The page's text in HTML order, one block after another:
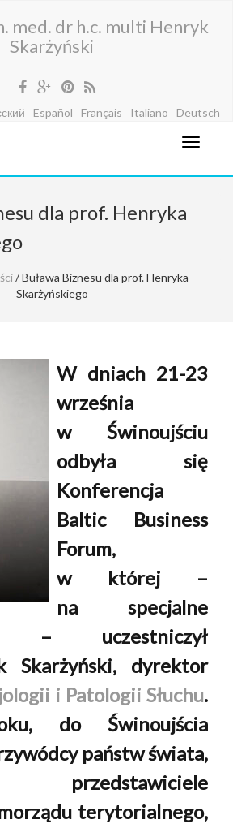
med. dr h.c. multi Henryk
Skarżyński
Español Français Italiano Deutsch
dla prof. Henryka
/ Buława Biznesu dla prof. Henryka
Skarżyńskiego
W dniach 21-23
września
w Świnoujściu
odbyła się
Konferencja
Baltic Business
Forum,
w której –
na specjalne
– uczestniczył
Skarżyński, dyrektor
i Patologii Słuchu.
do Świnoujścia
państw świata,
przedstawiciele
terytorialnego,